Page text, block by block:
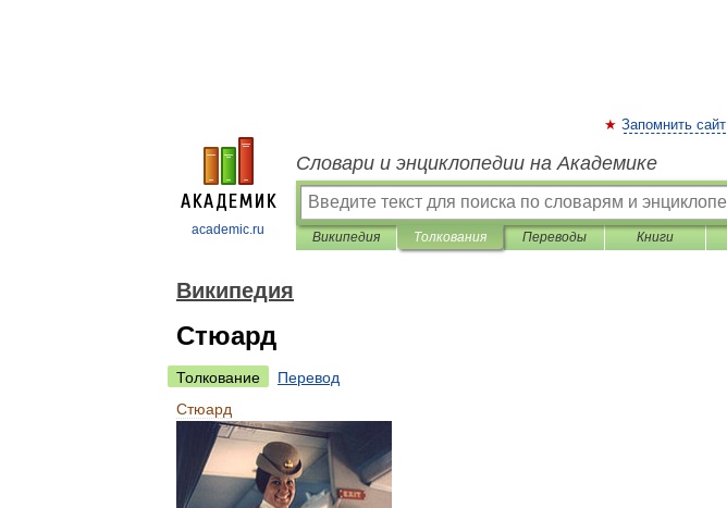
academic.ru
Запомнить сайт
Словари и энциклопедии на Академике
Википедия Толкования Переводы Книги
Википедия
Стюард
Толкование
Перевод
Стюард